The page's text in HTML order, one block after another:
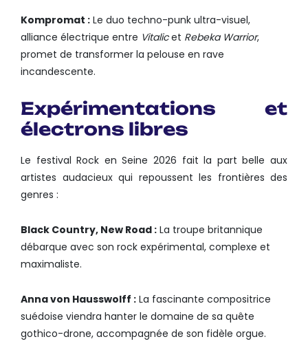
Kompromat : Le duo techno-punk ultra-visuel,
alliance électrique entre Vitalicet Rebeka Warrior,
promet de transformer la pelouse en rave
incandescente.
Expérimentations et
électrons libres
Le festival Rock en Seine 2026 fait la part belle aux
artistes audacieux qui repoussent les frontières des
genres :
Black Country, New Road : La troupe britannique
débarque avec son rock expérimental, complexe et
maximaliste.
Anna von Hausswolff : La fascinante compositrice
suédoise viendra hanter le domaine de sa quête
gothico-drone, accompagnée de son fidèle orgue.